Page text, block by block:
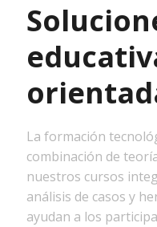
La formación
combinación de
nuestros cursos
análisis de casos y
ayudan a los